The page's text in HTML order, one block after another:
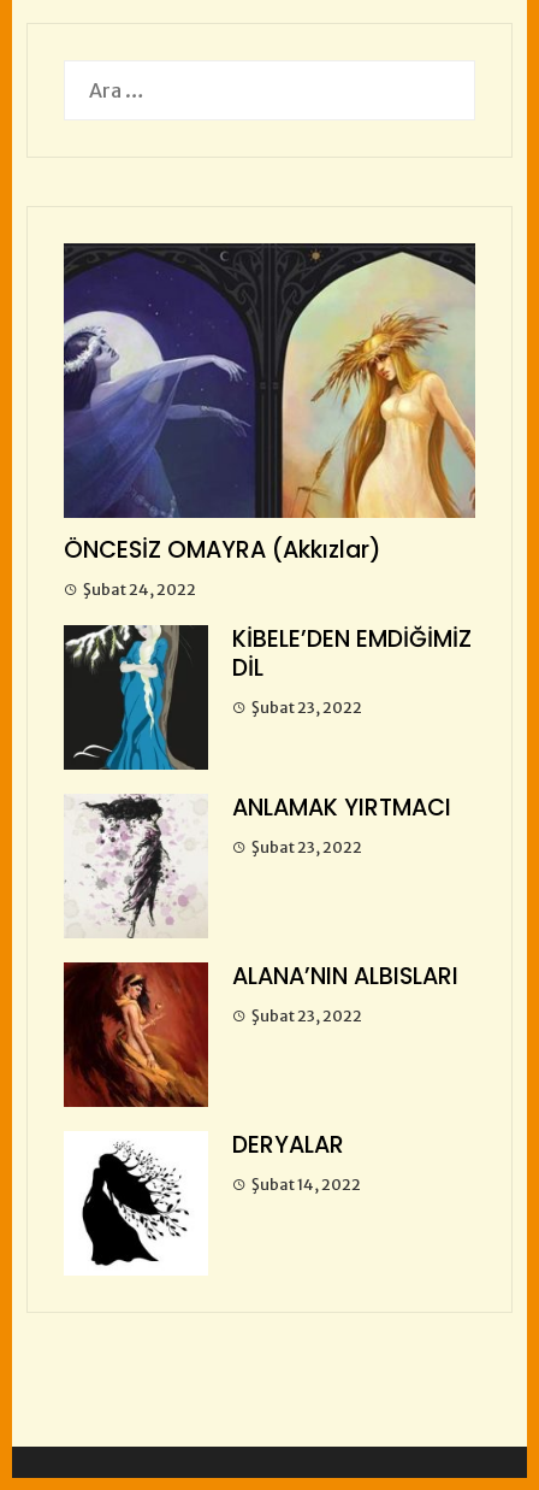
ÖNCESİZ OMAYRA (Akkızlar)
Şubat 24, 2022
KİBELE’DEN EMDİĞİMİZ
DİL
Şubat 23, 2022
ANLAMAK YIRTMACI
Şubat 23, 2022
ALANA’NIN ALBISLARI
Şubat 23, 2022
DERYALAR
Şubat 14, 2022